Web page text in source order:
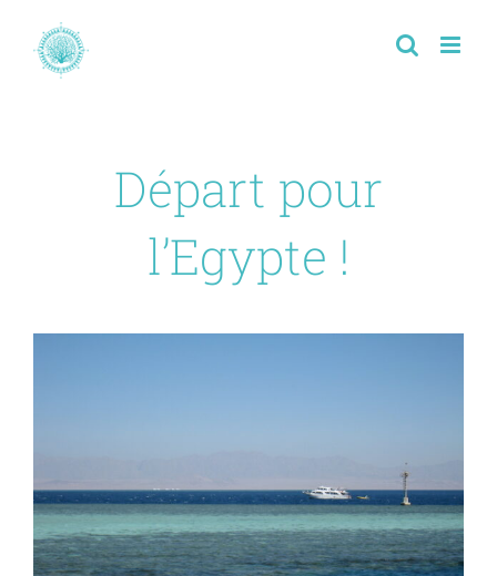
contenu
Départ pour
l’Egypte !